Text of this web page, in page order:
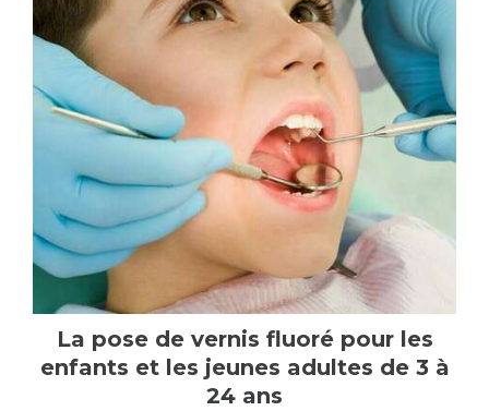
La pose de vernis fluoré pour les
enfants et les jeunes adultes de 3 à
24 ans